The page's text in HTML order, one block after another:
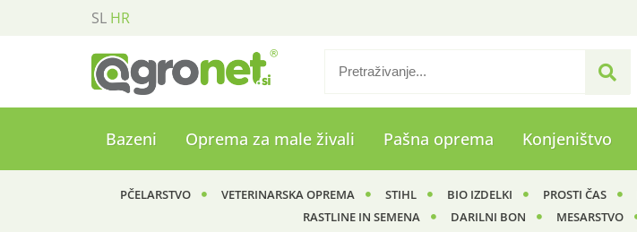
SL HR
Bazeni Oprema za male živali Pašna oprema Konjeništvo
PČELARSTVO VETERINARSKA OPREMA STIHL BIO IZDELKI PROSTI ČAS
RASTLINE IN SEMENA
DARILNI BON MESARSTVO